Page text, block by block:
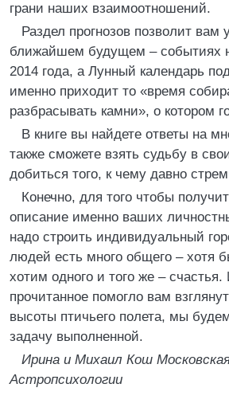
грани наших взаимоотношений.
Раздел прогнозов позволит вам
ближайшем будущем – событиях
2014 года, а Лунный календарь
именно приходит то «время
разбрасывать камни», о котором
В книге вы найдете ответы на
также сможете взять судьбу в
добиться того, к чему давно
Конечно, для того чтобы
описание именно ваших
надо строить индивидуальный
людей есть много общего – хотя
хотим одного и того же – счастья.
прочитанное помогло вам
высоты птичьего полета, мы
задачу выполненной.
Ирина и Михаил Кош
Астропсихологии